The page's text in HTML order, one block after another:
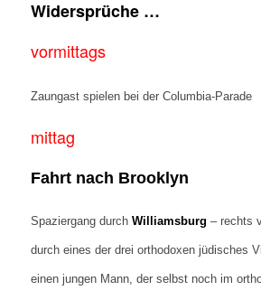
Widersprüche …
vormittags
Zaungast spielen bei der Columbia-Parade
mittag
Fahrt nach Brooklyn
Spaziergang durch Williamsburg – rechts
durch eines der drei orthodoxen jüdisches
einen jungen Mann, der selbst noch im